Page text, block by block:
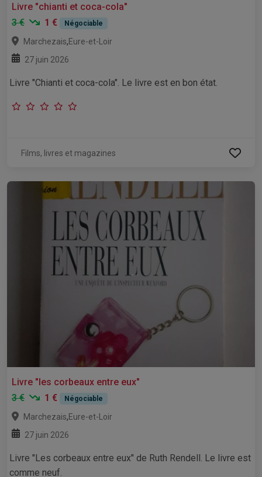
Livre "chianti et coca-cola"
3 €
1 € Négociable
Marchezais,Eure-et-Loir
27 juin 2026
Livre "Chianti et coca-cola". Le livre est en bon état.
Films, livres et magazines
Livre "les corbeaux entre eux"
3 €
1 € Négociable
Marchezais,Eure-et-Loir
27 juin 2026
Livre "Les corbeaux entre eux" de Ruth Rendell. Le livre est
comme neuf.